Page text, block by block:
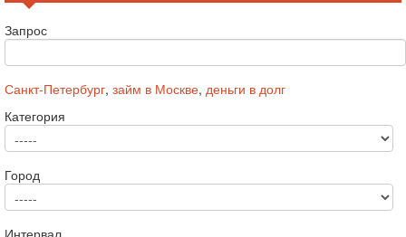
Запрос
Санкт-Петербург, займ в Москве, деньги в долг
Категория
Город
Интервал